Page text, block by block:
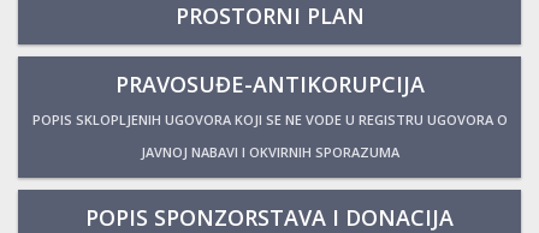
PROSTORNI PLAN
PRAVOSUĐE-ANTIKORUPCIJA
POPIS SKLOPLJENIH UGOVORA KOJI SE NE VODE U REGISTRU UGOVORA O
JAVNOJ NABAVI I OKVIRNIH SPORAZUMA
POPIS SPONZORSTAVA I DONACIJA